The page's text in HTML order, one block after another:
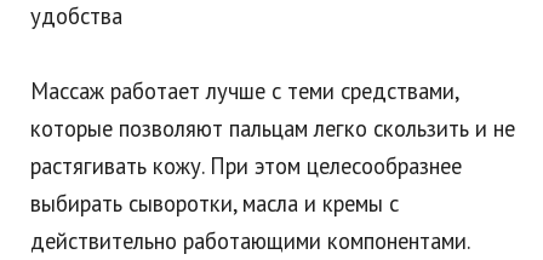
удобства
Массаж работает лучше с теми средствами,
которые позволяют пальцам легко скользить и не
растягивать кожу. При этом целесообразнее
выбирать сыворотки, масла и кремы с
действительно работающими компонентами.